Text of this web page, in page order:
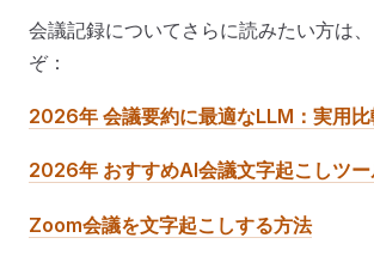
会議記録についてさらに読みたい方は
ぞ：
2026年 会議要約に最適なLLM：実用
2026年 おすすめAI会議文字起こしツ
Zoom会議を文字起こしする方法